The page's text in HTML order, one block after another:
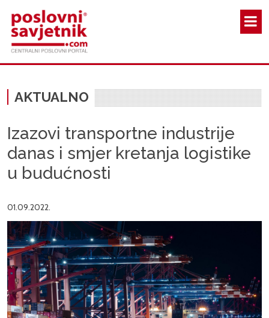
AKTUALNO
Izazovi transportne industrije
danas i smjer kretanja logistike
u budućnosti
01.09.2022.